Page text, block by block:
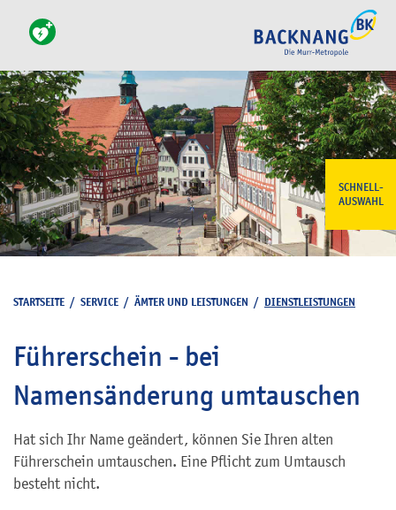
SCHNELL-
AUSWAHL
STARTSEITE / SERVICE / ÄMTER UND LEISTUNGEN / DIENSTLEISTUNGEN
Führerschein - bei
Namensänderung umtauschen
Hat sich Ihr Name geändert, können Sie Ihren alten
Führerschein umtauschen. Eine Pflicht zum Umtausch
besteht nicht.